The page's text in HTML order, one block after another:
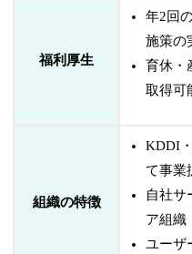
福利厚生
年2回
施策の
育休・
取得可
組織の特徴
KDDI
て事業
自社サ
ア組織
ユーザ